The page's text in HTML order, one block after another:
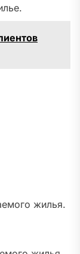
жилья.